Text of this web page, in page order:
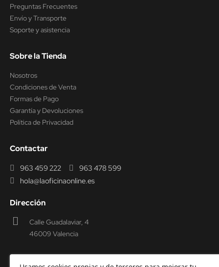
Preguntas Frecuentes
Envío y Transporte
Soporte y asistencia
Sobre la Tienda
Nosotros
Condiciones de Venta
Formas de Pago
Garantía y Devoluciones
Política de Privacidad
Contactar
963 459 222
963 478 599
hola@laoficinaonline.es
Dirección
Calle Guadalaviar, 4
46009 Valencia